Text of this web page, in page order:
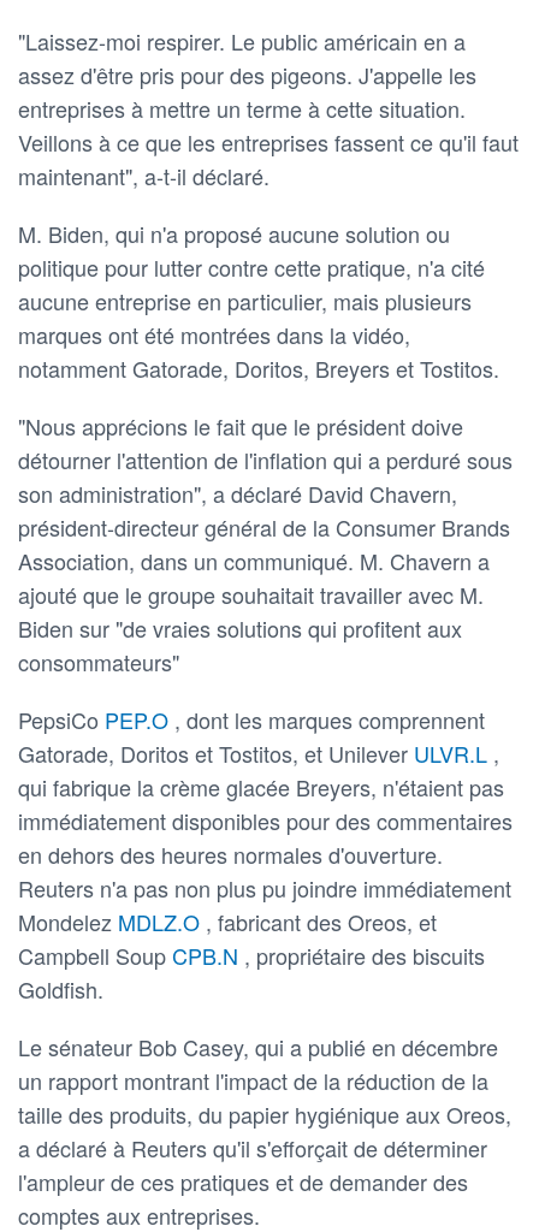
"Laissez-moi respirer. Le public américain en a
assez d'être pris pour des pigeons. J'appelle les
entreprises à mettre un terme à cette situation.
Veillons à ce que les entreprises fassent ce qu'il faut
maintenant", a-t-il déclaré.
M. Biden, qui n'a proposé aucune solution ou
politique pour lutter contre cette pratique, n'a cité
aucune entreprise en particulier, mais plusieurs
marques ont été montrées dans la vidéo,
notamment Gatorade, Doritos, Breyers et Tostitos.
"Nous apprécions le fait que le président doive
détourner l'attention de l'inflation qui a perduré sous
son administration", a déclaré David Chavern,
président-directeur général de la Consumer Brands
Association, dans un communiqué. M. Chavern a
ajouté que le groupe souhaitait travailler avec M.
Biden sur "de vraies solutions qui profitent aux
consommateurs"
PepsiCo PEP.O , dont les marques comprennent
Gatorade, Doritos et Tostitos, et Unilever ULVR.L ,
qui fabrique la crème glacée Breyers, n'étaient pas
immédiatement disponibles pour des commentaires
en dehors des heures normales d'ouverture.
Reuters n'a pas non plus pu joindre immédiatement
Mondelez MDLZ.O , fabricant des Oreos, et
Campbell SoupCPB.N , propriétaire des biscuits
Goldfish.
Le sénateur Bob Casey, qui a publié en décembre
un rapport montrant l'impact de la réduction de la
taille des produits, du papier hygiénique aux Oreos,
a déclaré à Reuters qu'il s'efforçait de déterminer
l'ampleur de ces pratiques et de demander des
comptes aux entreprises.